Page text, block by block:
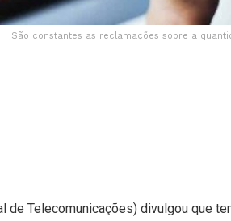
São constantes as reclamações sobre a
de Telecomunicações) divulgou que